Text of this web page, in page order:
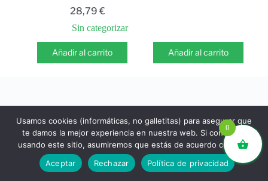
28,79€
Sin categorizar
Añadir al carrito Añadir al carrito
libros.eco © - Desde Barcelona para el mundo 💚 |
Devoluciones y reembolsos|Política de Privacidad
0
Usamos cookies (informáticas, no galletitas) para asegurar que
te damos la mejor experiencia en nuestra web. Si continúas
usando este sitio, asumiremos que estás de acuerdo con ello.
Aceptar
Rechazar Política de privacidad